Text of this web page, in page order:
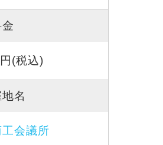
(税込)
名
会議所